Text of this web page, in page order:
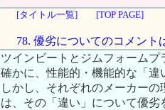
[タイトル一覧] [TOP PAGE]
78. 優劣についてのコメント
ツインビートとジムフォームプ
確かに、性能的・機能的な「違
しかし、それぞれのメーカー
は、その「違い」について優劣